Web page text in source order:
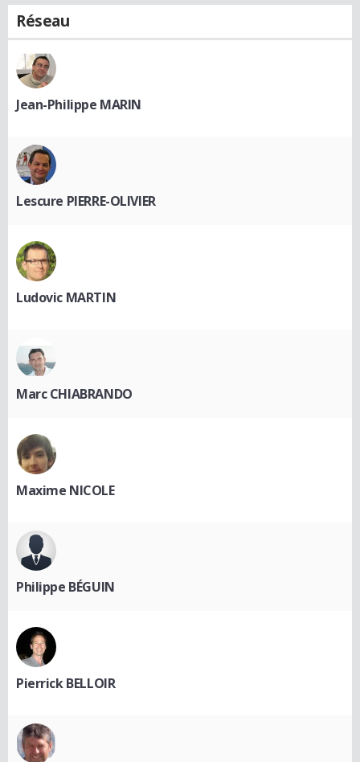
Réseau
Jean-Philippe MARIN
Lescure PIERRE-OLIVIER
Ludovic MARTIN
Marc CHIABRANDO
Maxime NICOLE
Philippe BÉGUIN
Pierrick BELLOIR